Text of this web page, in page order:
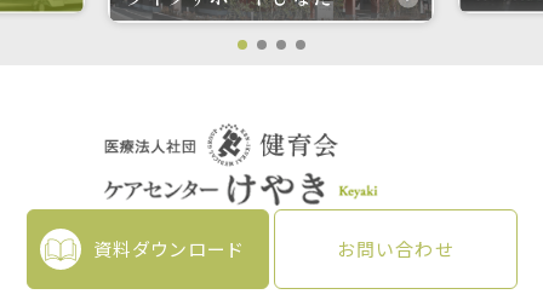
資料ダウンロード お問い合わせ